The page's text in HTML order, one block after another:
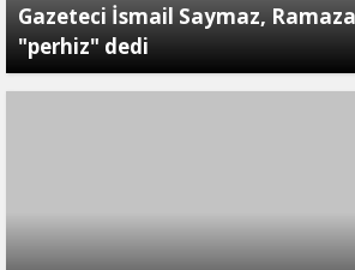
Gazeteci İsmail Saymaz,
"perhiz" dedi